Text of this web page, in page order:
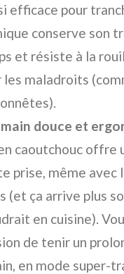
efficace pour
conserve son
et résiste à la
les maladroits
douce et
caoutchouc offre
prise, même avec
(et ça arrive plus
en cuisine).
de tenir un
en mode super-